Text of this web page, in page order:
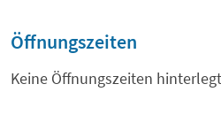
Öffnungszeiten
Keine Öffnungszeiten